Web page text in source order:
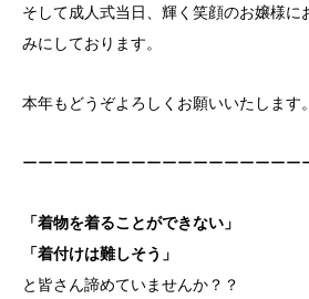
そして成人式当日、輝く笑顔のお嬢様に
みにしております。
本年もどうぞよろしくお願いいたします。
ーーーーーーーーーーーーーーーーーー
「着物を着ることができない」
「着付けは難しそう」
と皆さん諦めていませんか？？